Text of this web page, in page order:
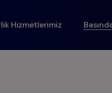
Hizmetlerimiz